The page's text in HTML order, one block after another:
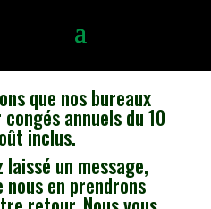
que nos bureaux
annuels du 10
inclus.
laissé un message,
nous en prendrons